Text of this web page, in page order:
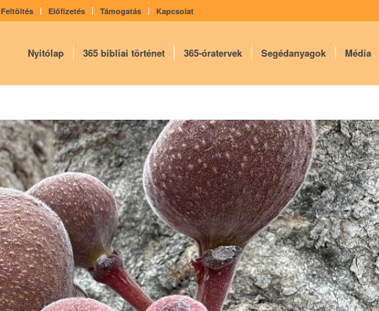
Feltöltés Előfizetés Támogatás Kapcsolat
Nyitólap 365 bibliai történet 365-óratervek Segédanyagok Média